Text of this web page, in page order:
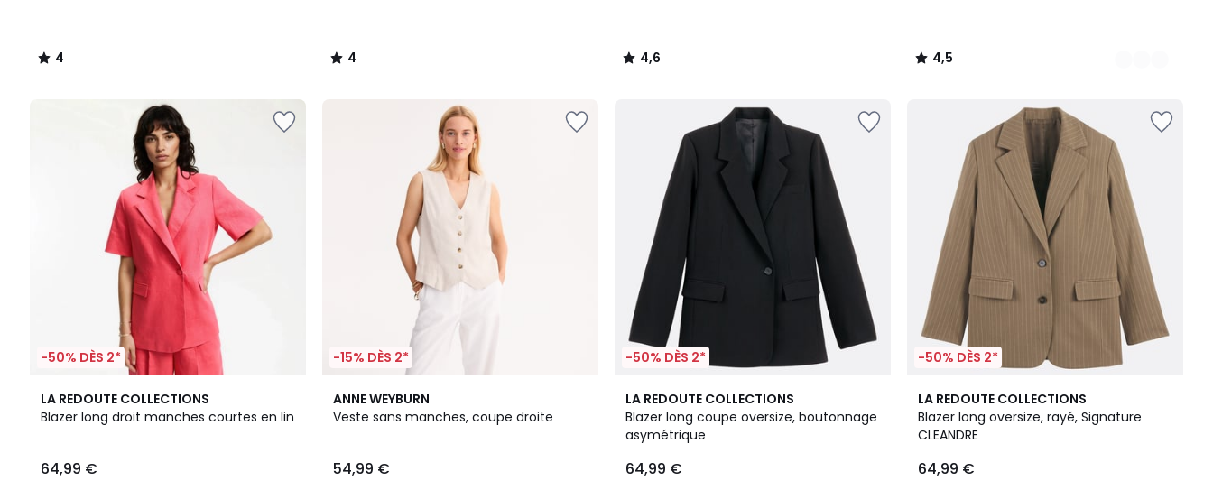
4
/
4
/
4,6
/
4,5
/
-50% DÈS 2*
LA REDOUTE COLLECTIONS
Blazer long droit manches courtes en lin
64,99 €
5
/
-15% DÈS 2*
ANNE WEYBURN
Veste sans manches, coupe droite
54,99 €
4,7
/ 5
2
Couleurs
-50% DÈS 2*
LA REDOUTE COLLECTIONS
Blazer long coupe oversize, boutonnage
asymétrique
64,99 €
4,7
/ 5
-50% DÈS 2*
LA REDOUTE COLLECTIONS
Blazer long oversize, rayé, Signature
CLEANDRE
64,99 €
3,5
/ 5